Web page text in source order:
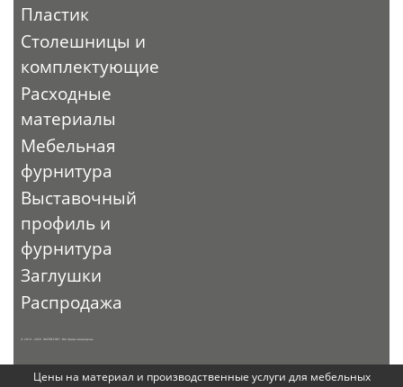
Пластик
Столешницы и
комплектующие
Расходные
материалы
Мебельная
фурнитура
Выставочный
профиль и
фурнитура
Заглушки
Распродажа
© 2010 - 2026. ЭКСПО-ТОРГ. Все права защищены.
Цены на материал и производственные услуги для мебельных